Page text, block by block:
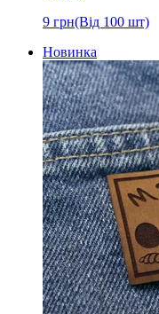
9 грн(Від 100 шт)
Новинка